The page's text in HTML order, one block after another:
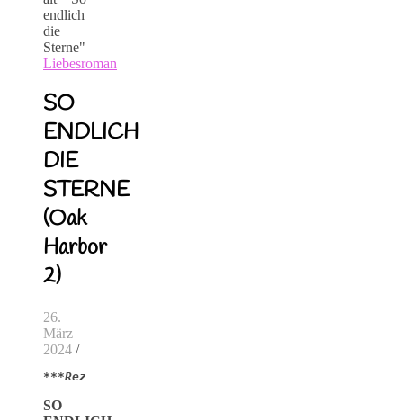
Liebesroman
SO
ENDLICH
DIE
STERNE
(Oak
Harbor
2)
26.
März
2024 /
***Rezension***
SO